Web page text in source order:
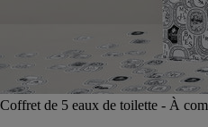
Coffret de 5 eaux de toilette - À